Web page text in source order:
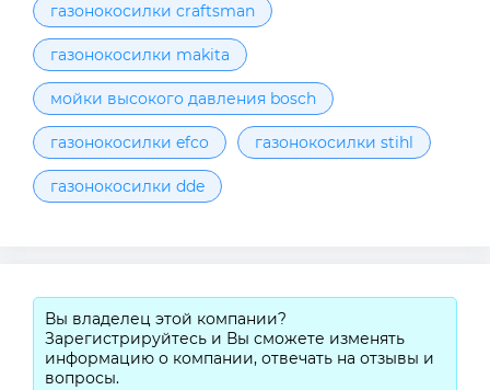
газонокосилки craftsman
газонокосилки makita
мойки высокого давления bosch
газонокосилки efco газонокосилки stihl
газонокосилки dde
Вы владелец этой компании?
Зарегистрируйтесь и Вы сможете изменять
информацию о компании, отвечать на отзывы и
вопросы.